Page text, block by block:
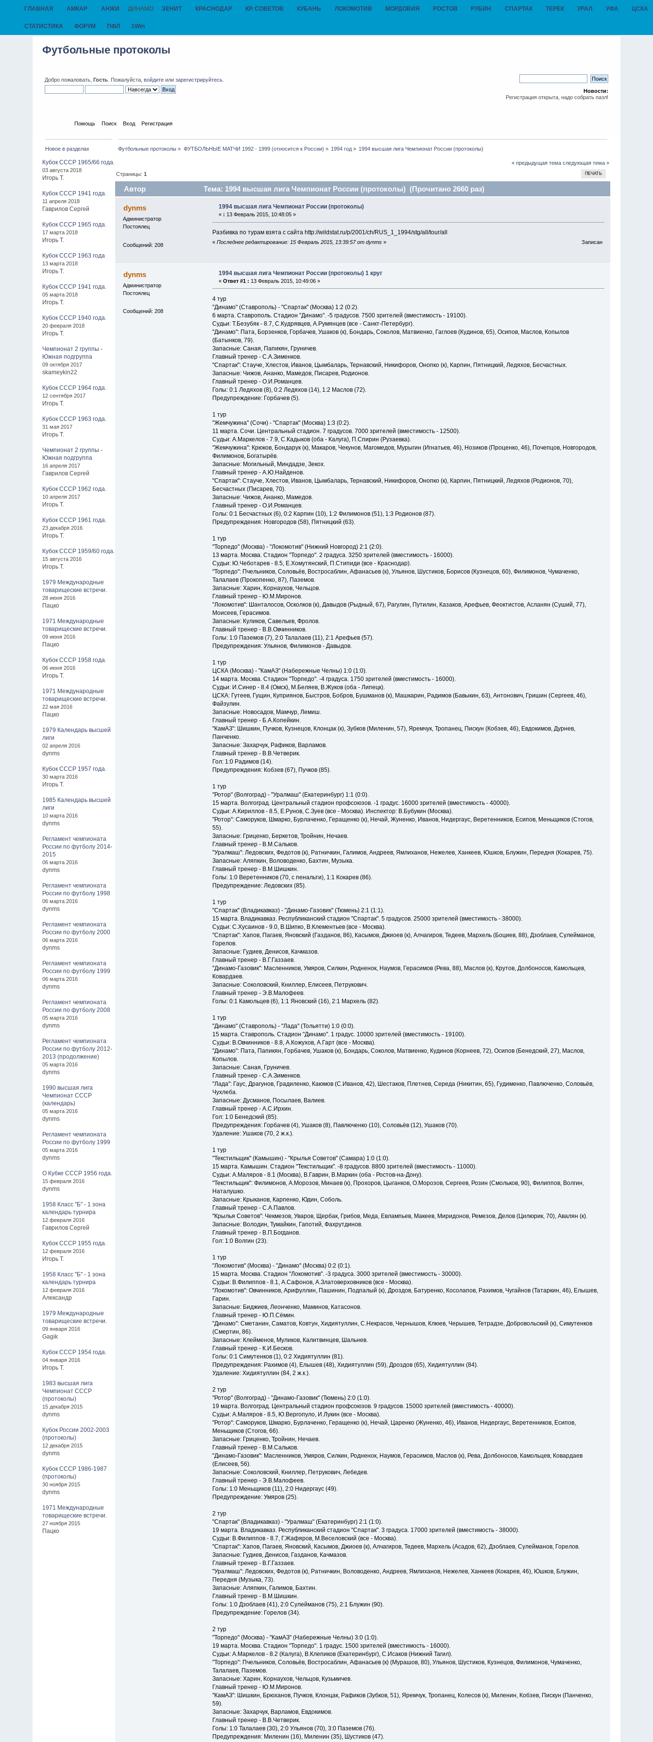
ГЛАВНАЯ АМКАР АНЖИ ДИНАМО ЗЕНИТ КРАСНОДАР КР. СОВЕТОВ КУБАНЬ ЛОКОМОТИВ МОРДОВИЯ РОСТОВ РУБИН СПАРТАК ТЕРЕК УРАЛ УФА ЦСКА
СТАТИСТИКА ФОРУМ ПФЛ 1Win
Футбольные протоколы
Добро пожаловать,Гость . Пожалуйста,войдите илизарегистрируйтесь
Новости:
Регистрация открыта, надо собрать пазл!
Помощь Поиск Вход Регистрация
Новое в разделах
Кубок СССР 1965/66 года.
03 августа 2018
Игорь Т.
Кубок СССР 1941 года.
11 апреля 2018
Гаврилов Сергей
Кубок СССР 1965 года.
17 марта 2018
Игорь Т.
Кубок СССР 1963 года
13 марта 2018
Игорь Т.
Кубок СССР 1941 года.
05 марта 2018
Игорь Т.
Кубок СССР 1940 года.
20 февраля 2018
Игорь Т.
Чемпионат 2 группы -
Южная подгруппа
09 октября 2017
skameykin22
Кубок СССР 1964 года.
12 сентября 2017
Игорь Т.
Кубок СССР 1963 года.
31 мая 2017
Игорь Т.
Чемпионат 2 группы -
Южная подгруппа
16 апреля 2017
Гаврилов Сергей
Кубок СССР 1962 года.
10 апреля 2017
Игорь Т.
Кубок СССР 1961 года.
23 декабря 2016
Игорь Т.
Кубок СССР 1959/60 года.
15 августа 2016
Игорь Т.
1979 Международные
товарищеские встречи.
28 июня 2016
Пацко
1971 Международные
товарищеские встречи.
09 июня 2016
Пацко
Кубок СССР 1958 года.
06 июня 2016
Игорь Т.
1971 Международные
товарищеские встречи.
22 мая 2016
Пацко
1979 Календарь высшей
лиги
02 апреля 2016
dynms
Кубок СССР 1957 года.
30 марта 2016
Игорь Т.
1985 Календарь высшей
лиги
10 марта 2016
dynms
Регламент чемпионата
России по футболу 2014-
2015
06 марта 2016
dynms
Регламент чемпионата
России по футболу 1998
06 марта 2016
dynms
Регламент чемпионата
России по футболу 2000
06 марта 2016
dynms
Регламент чемпионата
России по футболу 1999
06 марта 2016
dynms
Регламент чемпионата
России по футболу 2008
05 марта 2016
dynms
Регламент чемпионата
России по футболу 2012-
2013 (продолжение)
05 марта 2016
dynms
1990 высшая лига
Чемпионат СССР
(календарь)
05 марта 2016
dynms
Регламент чемпионата
России по футболу 1999
05 марта 2016
dynms
О Кубке СССР 1956 года.
15 февраля 2016
dynms
1958 Класс "Б" - 1 зона
календарь турнира
12 февраля 2016
Гаврилов Сергей
Кубок СССР 1955 года.
12 февраля 2016
Игорь Т.
1958 Класс "Б" - 1 зона
календарь турнира
12 февраля 2016
Александр
1979 Международные
товарищеские встречи.
09 января 2016
Gagik
Кубок СССР 1954 года.
04 января 2016
Игорь Т.
1983 высшая лига
Чемпионат СССР
(протоколы)
15 декабря 2015
dynms
Кубок России 2002-2003
(протоколы)
12 декабря 2015
dynms
Кубок СССР 1986-1987
(протоколы)
30 ноября 2015
dynms
1971 Международные
товарищеские встречи.
27 ноября 2015
Пацко
Футбольные протоколы » ФУТБОЛЬНЫЕ МАТЧИ 1992 - 1999 (относится к России) » 1994 год » 1994 высшая лига Чемпионат России (протоколы)
« предыдущая тема следующая тема »
ПЕЧАТЬ
Страницы:1
Автор Тема: 1994 высшая лига Чемпионат России (протоколы) (Прочитано 2660 раз)
dynms
Администратор
Постоялец
Сообщений: 208
1994 высшая лига Чемпионат России (протоколы)
« : 13 Февраль 2015, 10:48:05 »
Разбивка по турам взята с сайта http://wildstat.ru/p/2001/ch/RUS_1_1994/stg/all/tour/all
« Последнее редактирование: 15 Февраль 2015, 13:39:57 от dynms» Записан
dynms
Администратор
Постоялец
Сообщений: 208
1994 высшая лига Чемпионат России (протоколы) 1 круг
«Ответ #1 : 13 Февраль 2015, 10:49:06 »
4 тур
"Динамо" (Ставрополь) - "Спартак" (Москва) 1:2 (0:2).
6 марта. Ставрополь. Стадион "Динамо". -5 градусов. 7500 зрителей (вместимость - 19100).
Судьи: Т.Безубяк - 8.7, С.Кудрявцев, А.Румянцев (все - Санкт-Петербург).
"Динамо": Пата, Борзенков, Горбачев, Ушаков (к), Бондарь, Соколов, Матвиенко, Гаглоев (Кудинов, 65), Осипов, Маслов, Копылов
(Батынков, 79).
Запасные: Саная, Папикян, Груничев.
Главный тренер - С.А.Зименков.
"Спартак": Стауче, Хлестов, Иванов, Цымбаларь, Тернавский, Никифоров, Онопко (к), Карпин, Пятницкий, Ледяхов, Бесчастных.
Запасные: Чижов, Ананко, Мамедов, Писарев, Родионов.
Главный тренер - О.И.Романцев.
Голы: 0:1 Ледяхов (8), 0:2 Ледяхов (14), 1:2 Маслов (72).
Предупреждение: Горбачев (5).
1 тур
"Жемчужина" (Сочи) - "Спартак" (Москва) 1:3 (0:2).
11 марта. Сочи. Центральный стадион. 7 градусов. 7000 зрителей (вместимость - 12500).
Судьи: А.Маркелов - 7.9, С.Кадыков (оба - Калуга), П.Спирин (Рузаевка).
"Жемчужина": Крюков, Бондарук (к), Макаров, Чекунов, Магомедов, Мурыгин (Игнатьев, 46), Нозиков (Проценко, 46), Почепцов, Новгородов,
Филимонов, Богатырёв.
Запасные: Могильный, Миндадзе, Зекох.
Главный тренер - А.Ю.Найденов.
"Спартак": Стауче, Хлестов, Иванов, Цымбаларь, Тернавский, Никифоров, Онопко (к), Карпин, Пятницкий, Ледяхов (Родионов, 70),
Бесчастных (Писарев, 70).
Запасные: Чижов, Ананко, Мамедов.
Главный тренер - О.И.Романцев.
Голы: 0:1 Бесчастных (6), 0:2 Карпин (10), 1:2 Филимонов (51), 1:3 Родионов (87).
Предупреждения: Новгородов (58), Пятницкий (63).
1 тур
"Торпедо" (Москва) - "Локомотив" (Нижний Новгород) 2:1 (2:0).
13 марта. Москва. Стадион "Торпедо". 2 градуса. 3250 зрителей (вместимость - 16000).
Судьи: Ю.Чеботарев - 8.5, Е.Хомутянский, П.Стипиди (все - Краснодар).
"Торпедо": Пчельников, Соловьёв, Востросаблин, Афанасьев (к), Ульянов, Шустиков, Борисов (Кузнецов, 60), Филимонов, Чумаченко,
Талалаев (Прокопенко, 87), Паземов.
Запасные: Харин, Корнаухов, Чельцов.
Главный тренер - Ю.М.Миронов.
"Локомотив": Шанталосов, Осколков (к), Давыдов (Рыдный, 67), Рагулин, Путилин, Казаков, Арефьев, Феоктистов, Асланян (Суший, 77),
Моисеев, Герасимов.
Запасные: Куликов, Савельев, Фролов.
Главный тренер - В.В.Овчинников.
Голы: 1:0 Паземов (7), 2:0 Талалаев (11), 2:1 Арефьев (57).
Предупреждения: Ульянов, Филимонов - Давыдов.
1 тур
ЦСКА (Москва) - "КамАЗ" (Набережные Челны) 1:0 (1:0).
14 марта. Москва. Стадион "Торпедо". -4 градуса. 1750 зрителей (вместимость - 16000).
Судьи: И.Синер - 8.4 (Омск), М.Беляев, В.Жуков (оба - Липецк).
ЦСКА: Гутеев, Гущин, Куприянов, Быстров, Бобров, Бушманов (к), Машкарин, Радимов (Бавыкин, 63), Антонович, Гришин (Сергеев, 46),
Файзулин.
Запасные: Новосадов, Мамчур, Лемиш.
Главный тренер - Б.А.Копейкин.
"КамАЗ": Шишкин, Пучков, Кузнецов, Клонцак (к), Зубков (Миленин, 57), Яремчук, Тропанец, Пискун (Кобзев, 46), Евдокимов, Дурнев,
Панченко.
Запасные: Захарчук, Рафиков, Варламов.
Главный тренер - В.В.Четверик.
Гол: 1:0 Радимов (14).
Предупреждения: Кобзев (67), Пучков (85).
1 тур
"Ротор" (Волгоград) - "Уралмаш" (Екатеринбург) 1:1 (0:0).
15 марта. Волгоград. Центральный стадион профсоюзов. -1 градус. 16000 зрителей (вместимость - 40000).
Судьи: А.Кириллов - 8.5, Е.Рунов, С.Зуев (все - Москва). Инспектор: В.Бубукин (Москва).
"Ротор": Саморуков, Шмарко, Бурлаченко, Геращенко (к), Нечай, Жуненко, Иванов, Нидергаус, Веретенников, Есипов, Меньщиков (Стогов,
55).
Запасные: Гриценко, Беркетов, Тройнин, Нечаев.
Главный тренер - В.М.Сальков.
"Уралмаш": Ледовских, Федотов (к), Ратничкин, Галимов, Андреев, Ямлиханов, Нежелев, Ханкеев, Юшков, Блужин, Передня (Кокарев, 75).
Запасные: Аляпкин, Воловоденко, Бахтин, Музыка.
Главный тренер - В.М.Шишкин.
Голы: 1:0 Веретенников (70, с пенальти), 1:1 Кокарев (86).
Предупреждение: Ледовских (85).
1 тур
"Спартак" (Владикавказ) - "Динамо-Газовик" (Тюмень) 2:1 (1:1).
15 марта. Владикавказ. Республиканский стадион "Спартак". 5 градусов. 25000 зрителей (вместимость - 38000).
Судьи: С.Хусаинов - 9.0, В.Шипко, В.Клементьев (все - Москва).
"Спартак": Хапов, Пагаев, Яновский (Газданов, 86), Касымов, Джиоев (к), Алчагиров, Тедеев, Мархель (Боциев, 88), Дзоблаев, Сулейманов,
Горелов.
Запасные: Гудиев, Денисов, Качмазов.
Главный тренер - В.Г.Газзаев.
"Динамо-Газовик": Масленников, Умяров, Силкин, Родненок, Наумов, Герасимов (Рева, 88), Маслов (к), Крутов, Долбоносов, Камольцев,
Ковардаев.
Запасные: Соколовский, Книллер, Елисеев, Петрукович.
Главный тренер - Э.В.Малофеев.
Голы: 0:1 Камольцев (6), 1:1 Яновский (16), 2:1 Мархель (82).
1 тур
"Динамо" (Ставрополь) - "Лада" (Тольятти) 1:0 (0:0).
15 марта. Ставрополь. Стадион "Динамо". 1 градус. 10000 зрителей (вместимость - 19100).
Судьи: В.Овчинников - 8.8, А.Кожухов, А.Гарт (все - Москва).
"Динамо": Пата, Папикян, Горбачев, Ушаков (к), Бондарь, Соколов, Матвиенко, Кудинов (Корнеев, 72), Осипов (Бенедский, 27), Маслов,
Копылов.
Запасные: Саная, Груничев.
Главный тренер - С.А.Зименков.
"Лада": Гаус, Драгунов, Градиленко, Каюмов (С.Иванов, 42), Шестаков, Плетнев, Середа (Никитин, 65), Гудименко, Павлюченко, Соловьёв,
Чухлеба.
Запасные: Дусманов, Посылаев, Валиев.
Главный тренер - А.С.Ирхин.
Гол: 1:0 Бенедский (85).
Предупреждения: Горбачев (4), Ушаков (8), Павлюченко (10), Соловьёв (12), Ушаков (70).
Удаление: Ушаков (70, 2 ж.к.).
1 тур
"Текстильщик" (Камышин) - "Крылья Советов" (Самара) 1:0 (1:0).
15 марта. Камышин. Стадион "Текстильщик". -8 градусов. 8800 зрителей (вместимость - 11000).
Судьи: А.Маляров - 8.1 (Москва), В.Гаврин, В.Маркин (оба - Ростов-на-Дону).
"Текстильщик": Филимонов, А.Морозов, Минаев (к), Прохоров, Цыганков, О.Морозов, Сергеев, Розин (Смольков, 90), Филиппов, Волгин,
Наталушко.
Запасные: Крыканов, Карпенко, Юдин, Соболь.
Главный тренер - С.А.Павлов.
"Крылья Советов": Чекмезов, Уваров, Щербак, Грибов, Меда, Евлампьев, Макеев, Миридонов, Ремезов, Делов (Цилюрик, 70), Авалян (к).
Запасные: Володин, Тумайкин, Гапотий, Фахрутдинов.
Главный тренер - В.П.Богданов.
Гол: 1:0 Волгин (23).
1 тур
"Локомотив" (Москва) - "Динамо" (Москва) 0:2 (0:1).
15 марта. Москва. Стадион "Локомотив". -3 градуса. 3000 зрителей (вместимость - 30000).
Судьи: В.Филиппов - 8.1, А.Сафонов, А.Златоверховников (все - Москва).
"Локомотив": Овчинников, Арифуллин, Пашинин, Подпалый (к), Дроздов, Батуренко, Косолапов, Рахимов, Чугайнов (Татаркин, 46), Елышев,
Гарин.
Запасные: Биджиев, Леонченко, Маминов, Катасонов.
Главный тренер - Ю.П.Сёмин.
"Динамо": Сметанин, Саматов, Ковтун, Хидиятуллин, С.Некрасов, Чернышов, Клюев, Черышев, Тетрадзе, Добровольский (к), Симутенков
(Смертин, 86).
Запасные: Клейменов, Муликов, Калитвинцев, Шальнев.
Главный тренер - К.И.Бесков.
Голы: 0:1 Симутенков (1), 0:2 Хидиятуллин (81).
Предупреждения: Рахимов (4), Елышев (48), Хидиятуллин (59), Дроздов (65), Хидиятуллин (84).
Удаление: Хидиятуллин (84, 2 ж.к.).
2 тур
"Ротор" (Волгоград) - "Динамо-Газовик" (Тюмень) 2:0 (1:0).
19 марта. Волгоград. Центральный стадион профсоюзов. 9 градусов. 15000 зрителей (вместимость - 40000).
Судьи: А.Маляров - 8.5, Ю.Вергопуло, И.Лукин (все - Москва).
"Ротор": Саморуков, Шмарко, Бурлаченко, Геращенко (к), Нечай, Царенко (Жуненко, 46), Иванов, Нидергаус, Веретенников, Есипов,
Меньщиков (Стогов, 66).
Запасные: Гриценко, Тройнин, Нечаев.
Главный тренер - В.М.Сальков.
"Динамо-Газовик": Масленников, Умяров, Силкин, Родненок, Наумов, Герасимов, Маслов (к), Рева, Долбоносов, Камольцев, Ковардаев
(Елисеев, 56).
Запасные: Соколовский, Книллер, Петрукович, Лебедев.
Главный тренер - Э.В.Малофеев.
Голы: 1:0 Меньщиков (11), 2:0 Нидергаус (49).
Предупреждение: Умяров (25).
2 тур
"Спартак" (Владикавказ) - "Уралмаш" (Екатеринбург) 2:1 (1:0).
19 марта. Владикавказ. Республиканский стадион "Спартак". 3 градуса. 17000 зрителей (вместимость - 38000).
Судьи: В.Филиппов - 8.7, Г.Жафяров, М.Веселовский (все - Москва).
"Спартак": Хапов, Пагаев, Яновский, Касымов, Джиоев (к), Алчагиров, Тедеев, Мархель (Асадов, 62), Дзоблаев, Сулейманов, Горелов.
Запасные: Гудиев, Денисов, Газданов, Качмазов.
Главный тренер - В.Г.Газзаев.
"Уралмаш": Ледовских, Федотов (к), Ратничкин, Воловоденко, Андреев, Ямлиханов, Нежелев, Ханкеев (Кокарев, 46), Юшков, Блужин,
Передня (Музыка, 73).
Запасные: Аляпкин, Галимов, Бахтин.
Главный тренер - В.М.Шишкин.
Голы: 1:0 Дзоблаев (41), 2:0 Сулейманов (75), 2:1 Блужин (90).
Предупреждение: Горелов (34).
2 тур
"Торпедо" (Москва) - "КамАЗ" (Набережные Челны) 3:0 (1:0).
19 марта. Москва. Стадион "Торпедо". 1 градус. 1500 зрителей (вместимость - 16000).
Судьи: А.Маркелов - 8.2 (Калуга), В.Клепиков (Екатеринбург), С.Исаков (Нижний Тагил).
"Торпедо": Пчельников, Соловьёв, Востросаблин, Афанасьев (к) (Мурашов, 80), Ульянов, Шустиков, Кузнецов, Филимонов, Чумаченко,
Талалаев, Паземов.
Запасные: Харин, Корнаухов, Чельцов, Кузьмичев.
Главный тренер - Ю.М.Миронов.
"КамАЗ": Шишкин, Брюханов, Пучков, Клонцак, Рафиков (Зубков, 51), Яремчук, Тропанец, Колесов (к), Миленин, Кобзев, Пискун (Панченко,
59).
Запасные: Захарчук, Варламов, Евдокимов.
Главный тренер - В.В.Четверик.
Голы: 1:0 Талалаев (30), 2:0 Ульянов (70), 3:0 Паземов (76).
Предупреждения: Миленин (16), Миленин (35), Шустиков (47).